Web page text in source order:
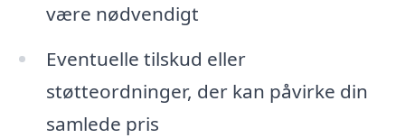
være nødvendigt
Eventuelle tilskud eller
støtteordninger, der kan påvirke din
samlede pris